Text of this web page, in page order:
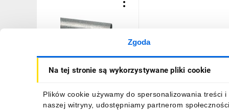
Zgoda
Na tej stronie są wykorzystywane pliki cookie
Plików cookie używamy do spersonalizowania treści
naszej witryny, udostępniamy partnerom
Rura stalowe EN bez
gwintu 25mm 3m 6225
99,15 złbrutto